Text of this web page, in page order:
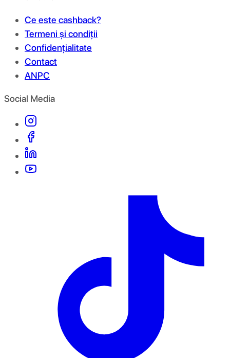
Ce este cashback?
Termeni și condiții
Confidențialitate
Contact
ANPC
Social Media